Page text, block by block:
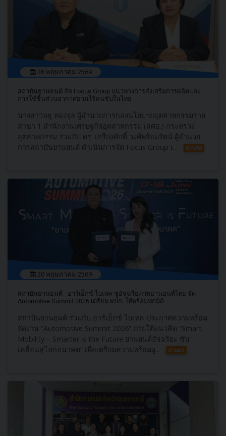
26 พฤษภาคม 2569
สถาบันยานยนต์ จัด Focus Group แนวทางการส่งเสริมการผลิตและ
การใช้ชิ้นส่วนอากาศยานไร้คนขับในไทย
นางสาวพธู ทองจุล ผู้อำนวยการกองนโยบายอุตสาหกรรมราย
สาขา 1 สำนักงานเศรษฐกิจอุตสาหกรรม (สศอ.) กระทรวง
อุตสาหกรรม ร่วมกับ ดร. เกรียงศักดิ์ วงศ์พร้อมรัตน์ ผู้อำนวย
การสถาบันยานยนต์ ดำเนินการจัด Focus Group เ...
อ่านต่อ
20 พฤษภาคม 2569
สถาบันยานยนต์ - อาร์เอ็กซ์ ไบเทค ชูอัจฉริยภาพยานยนต์ไทย จัด
Automotive Summit 2026 เตรียม ผปก. ให้พร้อมทุกมิติ
สถาบันยานยนต์ ร่วมกับ อาร์เอ็กซ์ ไบเทค ประกาศความพร้อม
จัดงาน “Automotive Summit 2026” ภายใต้แนวคิด “Smart
Mobility – Smarter is the Future ยานยนต์อัจฉริยะ ขับ
เคลื่อนสู่โลกอนาคต” เพื่อเตรียมความพร้อมผู...
อ่านต่อ